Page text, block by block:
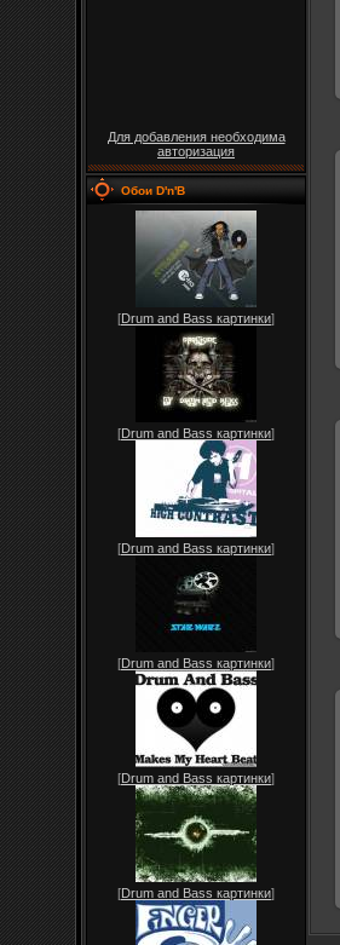
Для добавления необходима
авторизация
Обои D'n'B
[Drum and Bass картинки]
[Drum and Bass картинки]
[Drum and Bass картинки]
[Drum and Bass картинки]
[Drum and Bass картинки]
[Drum and Bass картинки]